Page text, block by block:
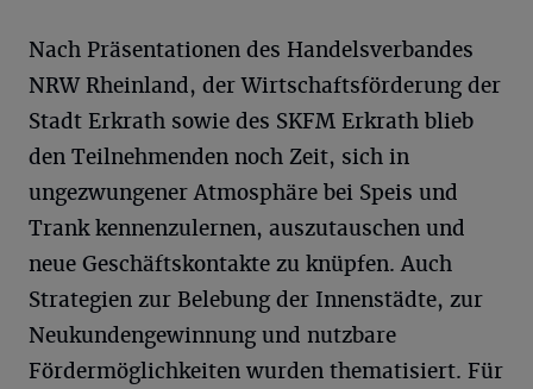
Nach Präsentationen des Handelsverbandes
NRW Rheinland, der Wirtschaftsförderung der
Stadt Erkrath sowie des SKFM Erkrath blieb
den Teilnehmenden noch Zeit, sich in
ungezwungener Atmosphäre bei Speis und
Trank kennenzulernen, auszutauschen und
neue Geschäftskontakte zu knüpfen. Auch
Strategien zur Belebung der Innenstädte, zur
Neukundengewinnung und nutzbare
Fördermöglichkeiten wurden thematisiert. Für